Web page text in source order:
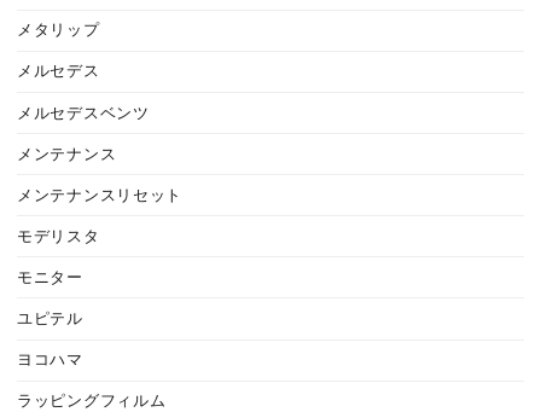
メタリップ
メルセデス
メルセデスベンツ
メンテナンス
メンテナンスリセット
モデリスタ
モニター
ユピテル
ヨコハマ
ラッピングフィルム